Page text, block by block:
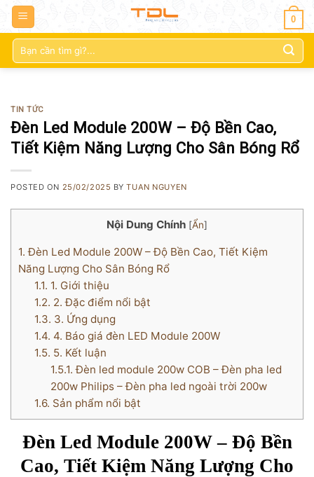
0
Tìm
kiếm:
TIN TỨC
Đèn Led Module 200W – Độ Bền Cao,
Tiết Kiệm Năng Lượng Cho Sân Bóng Rổ
POSTED ON 25/02/2025 BYTUAN NGUYEN
Nội Dung Chính [Ẩn]
1. Đèn Led Module 200W – Độ Bền Cao, Tiết Kiệm
Năng Lượng Cho Sân Bóng Rổ
1.1. 1. Giới thiệu
1.2. 2. Đặc điểm nổi bật
1.3. 3. Ứng dụng
1.4. 4. Báo giá đèn LED Module 200W
1.5. 5. Kết luận
1.5.1. Đèn led module 200w COB – Đèn pha led
200w Philips – Đèn pha led ngoài trời 200w
1.6. Sản phẩm nổi bật
Đèn Led Module 200W – Độ Bền
Cao, Tiết Kiệm Năng Lượng Cho